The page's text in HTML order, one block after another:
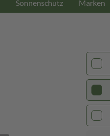
Sonnenschutz Marken